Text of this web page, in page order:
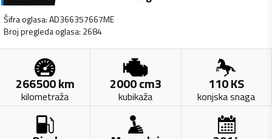
Šifra oglasa:AD366357667ME
Broj pregleda oglasa: 2684
266500km
kilometraža
2000cm3
kubikaža
110KS
konjska snaga